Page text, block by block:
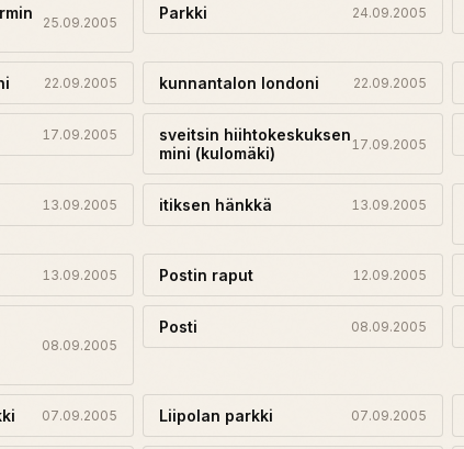
25.09.2005 Parkki 24.09.2005
22.09.2005 kunnantalon londoni 22.09.2005
17.09.2005
sveitsin hiihtokeskuksen
mini (kulomäki)
17.09.2005
13.09.2005 itiksen hänkkä 13.09.2005
13.09.2005 Postin raput 12.09.2005
08.09.2005
Posti 08.09.2005
07.09.2005 Liipolan parkki 07.09.2005